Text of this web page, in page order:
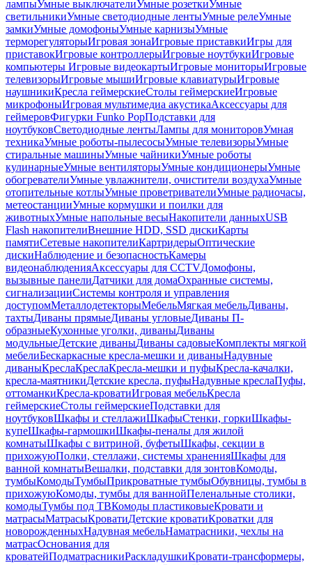
лампыУмные выключателиУмные розеткиУмные
светильникиУмные светодиодные лентыУмные релеУмные
замкиУмные домофоныУмные карнизыУмные
терморегуляторыИгровая зонаИгровые приставкиИгры для
приставокИгровые контроллерыИгровые ноутбукиИгровые
компьютеры Игровые видеокартыИгровые мониторыИгровые
телевизорыИгровые мышиИгровые клавиатурыИгровые
наушникиКресла геймерскиеСтолы геймерскиеИгровые
микрофоныИгровая мультимедиа акустикаАксессуары для
геймеровФигурки Funko PopПодставки для
ноутбуковСветодиодные лентыЛампы для мониторовУмная
техникаУмные роботы-пылесосыУмные телевизорыУмные
стиральные машиныУмные чайникиУмные роботы
кулинарныеУмные вентиляторыУмные кондиционерыУмные
обогревателиУмные увлажнители, очистители воздухаУмные
отопительные котлыУмные проветривателиУмные радиочасы,
метеостанцииУмные кормушки и поилки для
животныхУмные напольные весыНакопители данныхUSB
Flash накопителиВнешние HDD, SSD дискиКарты
памятиСетевые накопителиКартридерыОптические
дискиНаблюдение и безопасностьКамеры
видеонаблюденияАксессуары для CCTVДомофоны,
вызывные панелиДатчики для домаОхранные системы,
сигнализацииСистемы контроля и управления
доступомМеталлодетекторыМебельМягкая мебельДиваны,
тахтыДиваны прямыеДиваны угловыеДиваны П-
образныеКухонные уголки, диваныДиваны
модульныеДетские диваныДиваны садовыеКомплекты мягкой
мебелиБескаркасные кресла-мешки и диваныНадувные
диваныКреслаКреслаКресла-мешки и пуфыКресла-качалки,
кресла-маятникиДетские кресла, пуфыНадувные креслаПуфы,
оттоманкиКресла-кроватиИгровая мебельКресла
геймерскиеСтолы геймерскиеПодставки для
ноутбуковШкафы и стеллажиШкафыСтенки, горкиШкафы-
купеШкафы-гармошкиШкафы-пеналы для жилой
комнатыШкафы с витриной, буфетыШкафы, секции в
прихожуюПолки, стеллажи, системы храненияШкафы для
ванной комнатыВешалки, подставки для зонтовКомоды,
тумбыКомодыТумбыПрикроватные тумбыОбувницы, тумбы в
прихожуюКомоды, тумбы для ваннойПеленальные столики,
комодыТумбы под ТВКомоды пластиковыеКровати и
матрасыМатрасыКроватиДетские кроватиКроватки для
новорожденныхНадувная мебельНаматрасники, чехлы на
матрасОснования для
кроватейПодматрасникиРаскладушкиКровати-трансформеры,